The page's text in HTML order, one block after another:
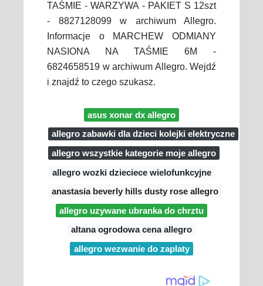
TAŚMIE - WARZYWA - PAKIET S 12szt
- 8827128099 w archiwum Allegro.
Informacje o MARCHEW ODMIANY
NASIONA NA TAŚMIE 6M -
6824658519 w archiwum Allegro. Wejdź
i znajdź to czego szukasz.
asus xonar dx allegro
allegro zabawki dla dzieci kolejki elektryczne
allegro wszystkie kategorie moje allegro
allegro wozki dzieciece wielofunkcyjne
anastasia beverly hills dusty rose allegro
allegro uzywane ubranka do chrztu
altana ogrodowa cena allegro
allegro wezwanie do zaplaty